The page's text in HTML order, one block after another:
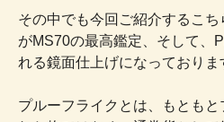
その中でも今回ご紹介するこ
がMS70の最高鑑定、そして、
れる鏡面仕上げになっておりま
プルーフライクとは、もとも